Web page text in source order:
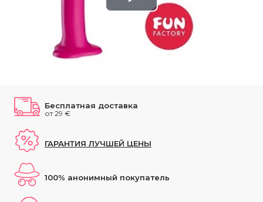
Play
Video
Бесплатная доставка
от 29 €
ГАРАНТИЯ ЛУЧШЕЙ ЦЕНЫ
100% анонимный покупатель